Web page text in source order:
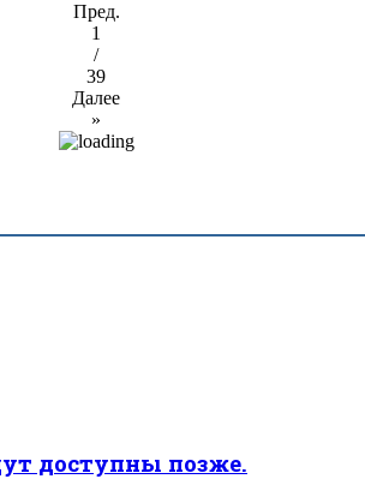
Пред.
1
/
39
Далее
»
доступны позже.